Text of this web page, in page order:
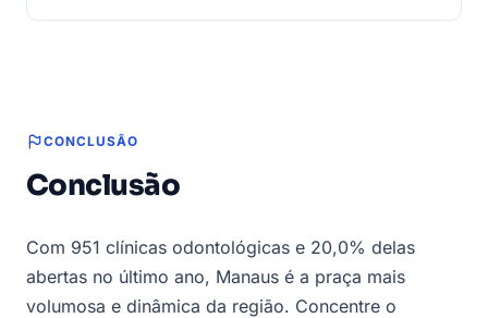
CONCLUSÃO
Conclusão
Com 951 clínicas odontológicas e 20,0% delas
abertas no último ano, Manaus é a praça mais
volumosa e dinâmica da região. Concentre o